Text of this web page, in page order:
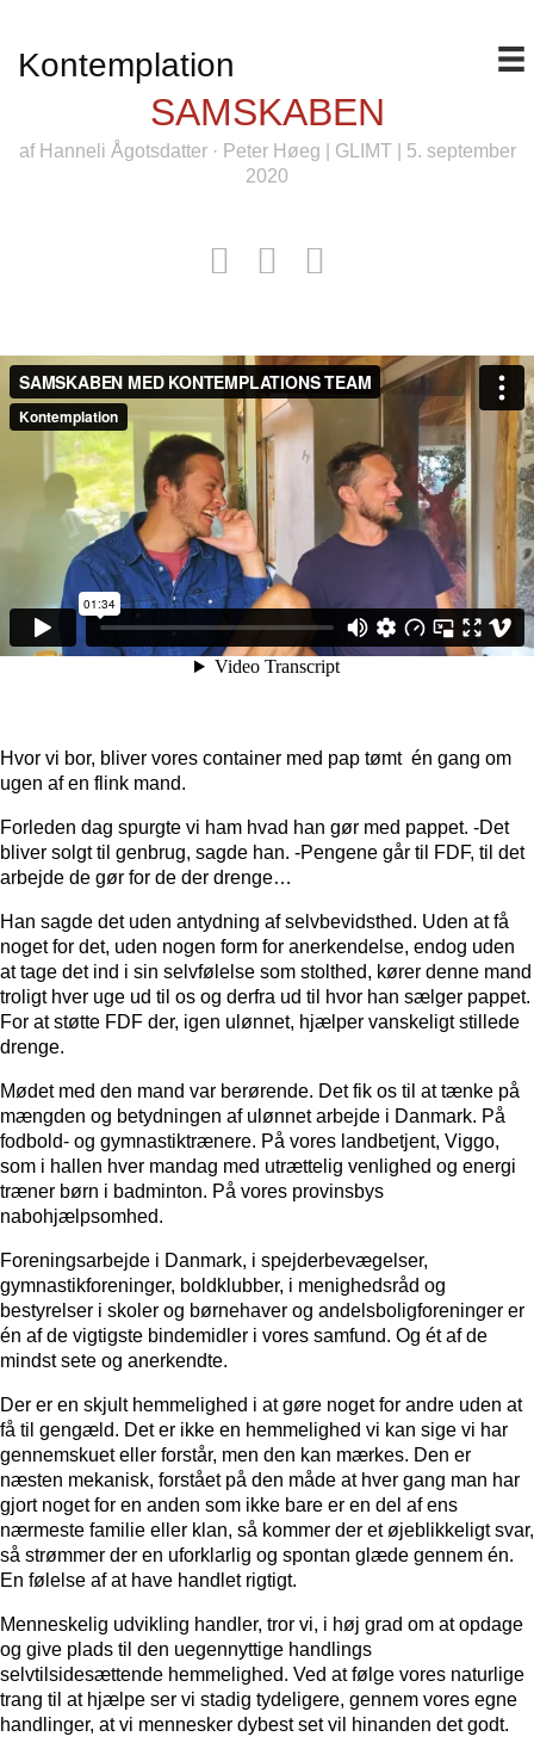
Kontemplation
SAMSKABEN
af Hanneli Ågotsdatter· Peter Høeg GLIMT| 5. september
2020
Hvor vi bor, bliver vores container med pap tømt én gang om
ugen af en flink mand.
Forleden dag spurgte vi ham hvad han gør med pappet. -Det
bliver solgt til genbrug, sagde han. -Pengene går til FDF, til det
arbejde de gør for de der drenge…
Han sagde det uden antydning af selvbevidsthed. Uden at få
noget for det, uden nogen form for anerkendelse, endog uden
at tage det ind i sin selvfølelse som stolthed, kører denne mand
troligt hver uge ud til os og derfra ud til hvor han sælger pappet.
For at støtte FDF der, igen ulønnet, hjælper vanskeligt stillede
drenge.
Mødet med den mand var berørende. Det fik os til at tænke på
mængden og betydningen af ulønnet arbejde i Danmark. På
fodbold- og gymnastiktrænere. På vores landbetjent, Viggo,
som i hallen hver mandag med utrættelig venlighed og energi
træner børn i badminton. På vores provinsbys
nabohjælpsomhed.
Foreningsarbejde i Danmark, i spejderbevægelser,
gymnastikforeninger, boldklubber, i menighedsråd og
bestyrelser i skoler og børnehaver og andelsboligforeninger er
én af de vigtigste bindemidler i vores samfund. Og ét af de
mindst sete og anerkendte.
Der er en skjult hemmelighed i at gøre noget for andre uden at
få til gengæld. Det er ikke en hemmelighed vi kan sige vi har
gennemskuet eller forstår, men den kan mærkes. Den er
næsten mekanisk, forstået på den måde at hver gang man har
gjort noget for en anden som ikke bare er en del af ens
nærmeste familie eller klan, så kommer der et øjeblikkeligt svar,
så strømmer der en uforklarlig og spontan glæde gennem én.
En følelse af at have handlet rigtigt.
Menneskelig udvikling handler, tror vi, i høj grad om at opdage
og give plads til den uegennyttige handlings
selvtilsidesættende hemmelighed. Ved at følge vores naturlige
trang til at hjælpe ser vi stadig tydeligere, gennem vores egne
handlinger, at vi mennesker dybest set vil hinanden det godt.